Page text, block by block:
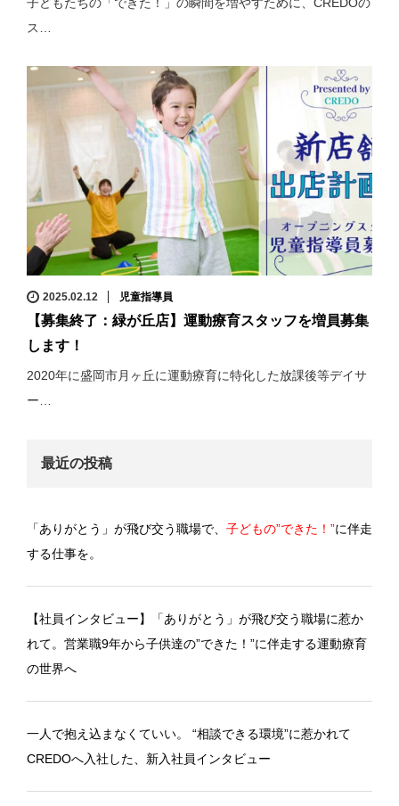
子どもたちの「できた！」の瞬間を増やすために、CREDOの
ス…
2025.02.12 児童指導員
【募集終了：緑が丘店】運動療育スタッフを増員募集
します！
2020年に盛岡市月ヶ丘に運動療育に特化した放課後等デイサ
ー…
最近の投稿
「ありがとう」が飛び交う職場で、 子どもの”できた！”に伴走
する仕事を。
【社員インタビュー】「ありがとう」が飛び交う職場に惹か
れて。営業職9年から子供達の”できた！”に伴走する運動療育
の世界へ
一人で抱え込まなくていい。 “相談できる環境”に惹かれて
CREDOへ入社した、新入社員インタビュー